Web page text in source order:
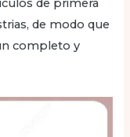
de primera
de modo que
completo y